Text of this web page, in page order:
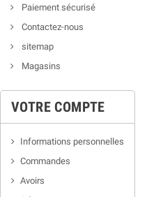
Paiement sécurisé
Contactez-nous
sitemap
Magasins
VOTRE COMPTE
Informations personnelles
Commandes
Avoirs